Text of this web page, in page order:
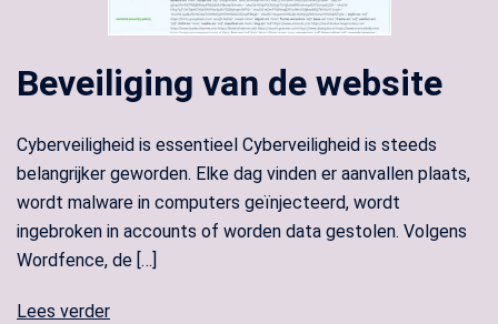
Beveiliging van de website
Cyberveiligheid is essentieel Cyberveiligheid is steeds
belangrijker geworden. Elke dag vinden er aanvallen plaats,
wordt malware in computers geïnjecteerd, wordt
ingebroken in accounts of worden data gestolen. Volgens
Wordfence, de […]
Lees verder